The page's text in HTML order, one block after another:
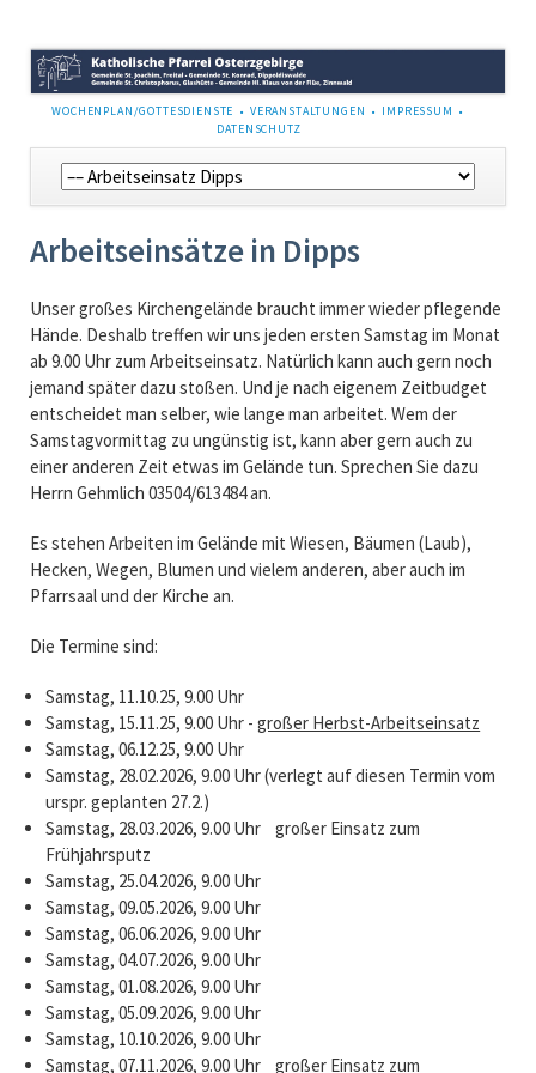
NAVIGATION
WOCHENPLAN/GOTTESDIENSTE VERANSTALTUNGEN
IMPRESSUM
DATENSCHUTZ
Navigation
überspringen
Arbeitseinsätze in Dipps
Unser großes Kirchengelände braucht immer wieder pflegende
Hände. Deshalb treffen wir uns jeden ersten Samstag im Monat
ab 9.00 Uhr zum Arbeitseinsatz. Natürlich kann auch gern noch
jemand später dazu stoßen. Und je nach eigenem Zeitbudget
entscheidet man selber, wie lange man arbeitet. Wem der
Samstagvormittag zu ungünstig ist, kann aber gern auch zu
einer anderen Zeit etwas im Gelände tun. Sprechen Sie dazu
Herrn Gehmlich 03504/613484 an.
Es stehen Arbeiten im Gelände mit Wiesen, Bäumen (Laub),
Hecken, Wegen, Blumen und vielem anderen, aber auch im
Pfarrsaal und der Kirche an.
Die Termine sind:
Samstag, 11.10.25, 9.00 Uhr
Samstag, 15.11.25, 9.00 Uhr -großer Herbst-Arbeitseinsatz
Samstag, 06.12.25, 9.00 Uhr
Samstag, 28.02.2026, 9.00 Uhr (verlegt auf diesen Termin vom
urspr. geplanten 27.2.)
Samstag, 28.03.2026, 9.00 Uhr großer Einsatz zum
Frühjahrsputz
Samstag, 25.04.2026, 9.00 Uhr
Samstag, 09.05.2026, 9.00 Uhr
Samstag, 06.06.2026, 9.00 Uhr
Samstag, 04.07.2026, 9.00 Uhr
Samstag, 01.08.2026, 9.00 Uhr
Samstag, 05.09.2026, 9.00 Uhr
Samstag, 10.10.2026, 9.00 Uhr
Samstag, 07.11.2026, 9.00 Uhr großer Einsatz zum